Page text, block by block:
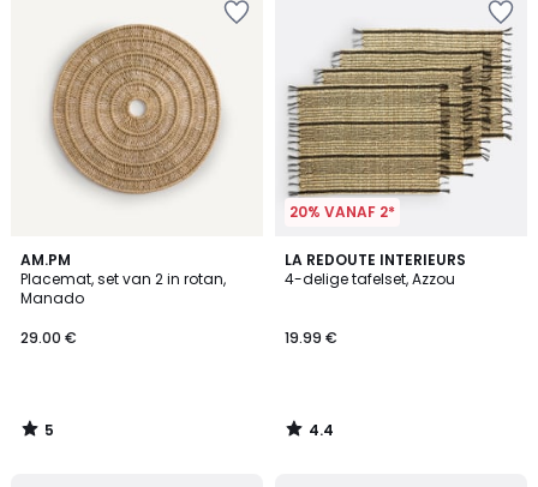
AM.PM
Placemat, set van 2 in rotan,
Manado
29.00 €
5
/
5
5
/
20% VANAF 2*
LA REDOUTE INTERIEURS
4-delige tafelset, Azzou
19.99 €
4.4
/ 5
4.4
/